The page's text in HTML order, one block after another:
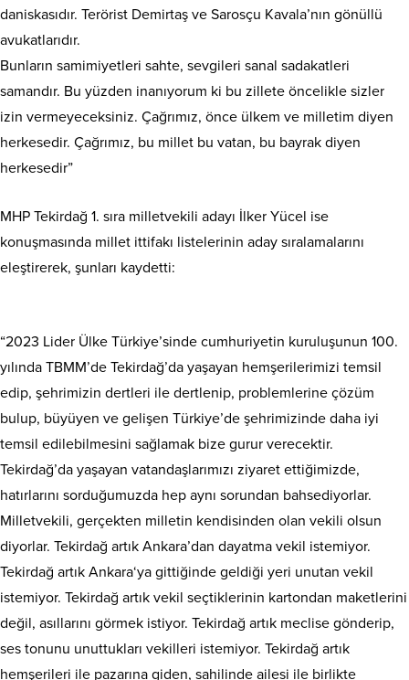
daniskasıdır. Terörist Demirtaş ve Sarosçu Kavala’nın gönüllü
avukatlarıdır.
Bunların samimiyetleri sahte, sevgileri sanal sadakatleri
samandır. Bu yüzden inanıyorum ki bu zillete öncelikle sizler
izin vermeyeceksiniz. Çağrımız, önce ülkem ve milletim diyen
herkesedir. Çağrımız, bu millet bu vatan, bu bayrak diyen
herkesedir”
MHP Tekirdağ 1. sıra milletvekili adayı İlker Yücel ise
konuşmasında millet ittifakı listelerinin aday sıralamalarını
eleştirerek, şunları kaydetti:
“2023 Lider Ülke Türkiye’sinde cumhuriyetin kuruluşunun 100.
yılında TBMM’de Tekirdağ’da yaşayan hemşerilerimizi temsil
edip, şehrimizin dertleri ile dertlenip, problemlerine çözüm
bulup, büyüyen ve gelişen Türkiye’de şehrimizinde daha iyi
temsil edilebilmesini sağlamak bize gurur verecektir.
Tekirdağ’da yaşayan vatandaşlarımızı ziyaret ettiğimizde,
hatırlarını sorduğumuzda hep aynı sorundan bahsediyorlar.
Milletvekili, gerçekten milletin kendisinden olan vekili olsun
diyorlar. Tekirdağ artık Ankara’dan dayatma vekil istemiyor.
Tekirdağ artık Ankara‘ya gittiğinde geldiği yeri unutan vekil
istemiyor. Tekirdağ artık vekil seçtiklerinin kartondan maketlerini
değil, asıllarını görmek istiyor. Tekirdağ artık meclise gönderip,
ses tonunu unuttukları vekilleri istemiyor. Tekirdağ artık
hemşerileri ile pazarına giden, sahilinde ailesi ile birlikte